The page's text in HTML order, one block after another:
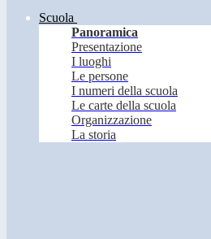
Scuola
Panoramica
Presentazione
I luoghi
Le persone
I numeri della scuola
Le carte della scuola
Organizzazione
La storia